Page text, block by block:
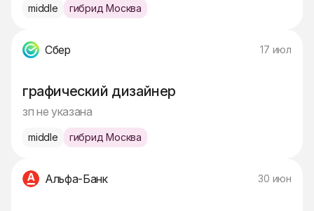
middle гибрид Москва
Сбер 17 июл
графический дизайнер
зп не указана
middle гибрид Москва
Альфа-Банк 30 июн